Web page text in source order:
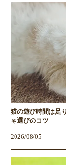
猫の遊び時間は足
ゃ選びのコツ
2026/08/05